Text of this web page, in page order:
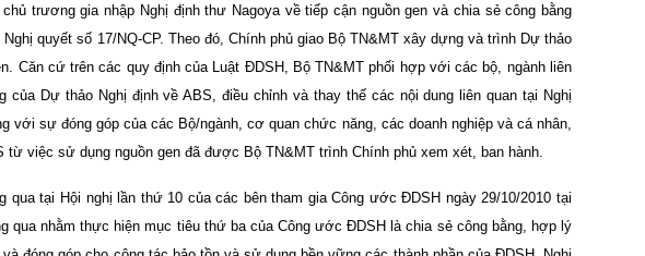
trương gia nhập Nghị định thư Nagoya về tiếp cận nguồn gen và chia sẻ công bằng
quyết số 17/NQ-CP. Theo đó, Chính phủ giao Bộ TN&MT xây dựng và trình Dự thảo
Căn cứ trên các quy định của Luật ĐDSH, Bộ TN&MT phối hợp với các bộ, ngành liên
của Dự thảo Nghị định về ABS, điều chỉnh và thay thế các nội dung liên quan tại Nghị
với sự đóng góp của các Bộ/ngành, cơ quan chức năng, các doanh nghiệp và cá nhân,
từ việc sử dụng nguồn gen đã được Bộ TN&MT trình Chính phủ xem xét, ban hành.
tại Hội nghị lần thứ 10 của các bên tham gia Công ước ĐDSH ngày 29/10/2010 tại
qua nhằm thực hiện mục tiêu thứ ba của Công ước ĐDSH là chia sẻ công bằng, hợp lý